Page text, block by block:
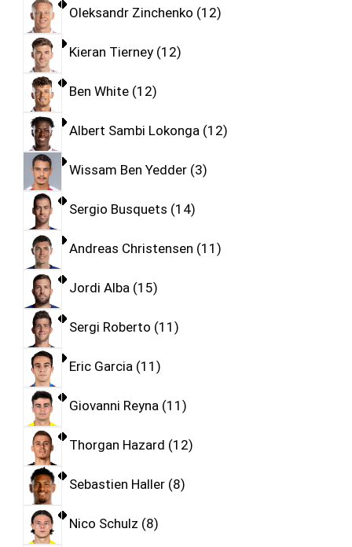
Oleksandr Zinchenko 12
Kieran Tierney 12
Ben White 12
Albert Sambi Lokonga 12
Wissam Ben Yedder 3
Sergio Busquets 14
Andreas Christensen 11
Jordi Alba 15
Sergi Roberto 11
Eric Garcia 11
Giovanni Reyna 11
Thorgan Hazard 12
Sebastien Haller 8
Nico Schulz 8